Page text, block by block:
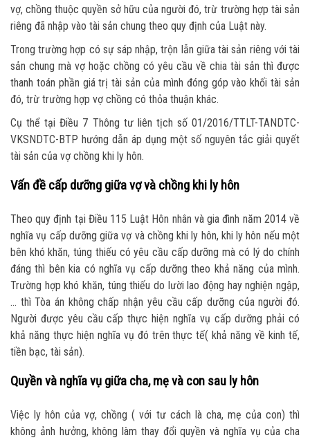
vợ, chồng thuộc quyền sở hữu của người đó, trừ trường hợp tài sản
riêng đã nhập vào tài sản chung theo quy định của Luật này.
Trong trường hợp có sự sáp nhập, trộn lẫn giữa tài sản riêng với tài
sản chung mà vợ hoặc chồng có yêu cầu về chia tài sản thì được
thanh toán phần giá trị tài sản của mình đóng góp vào khối tài sản
đó, trừ trường hợp vợ chồng có thỏa thuận khác.
Cụ thể tại Điều 7 Thông tư liên tịch số 01/2016/TTLT-TANDTC-
VKSNDTC-BTP hướng dẫn áp dụng một số nguyên tắc giải quyết
tài sản của vợ chồng khi ly hôn.
Vấn đề cấp dưỡng giữa vợ và chồng khi ly hôn
Theo quy định tại Điều 115 Luật Hôn nhân và gia đình năm 2014 về
nghĩa vụ cấp dưỡng giữa vợ và chồng khi ly hôn, khi ly hôn nếu một
bên khó khăn, túng thiếu có yêu cầu cấp dưỡng mà có lý do chính
đáng thì bên kia có nghĩa vụ cấp dưỡng theo khả năng của mình.
Trường hợp khó khăn, túng thiếu do lười lao động hay nghiện ngập,
… thì Tòa án không chấp nhận yêu cầu cấp dưỡng của người đó.
Người được yêu cầu cấp thực hiện nghĩa vụ cấp dưỡng phải có
khả năng thực hiện nghĩa vụ đó trên thực tế( khả năng về kinh tế,
tiền bạc, tài sản).
Quyền và nghĩa vụ giữa cha, mẹ và con sau ly hôn
Việc ly hôn của vợ, chồng ( với tư cách là cha, mẹ của con) thì
không ảnh hưởng, không làm thay đổi quyền và nghĩa vụ của cha